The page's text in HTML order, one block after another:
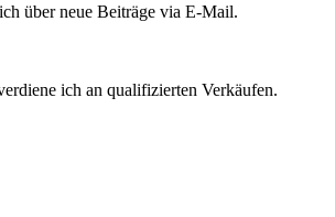
über neue Beiträge via E-Mail.
ich an qualifizierten Verkäufen.